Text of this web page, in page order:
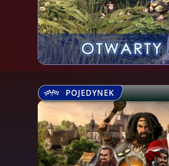
POJEDYNEK